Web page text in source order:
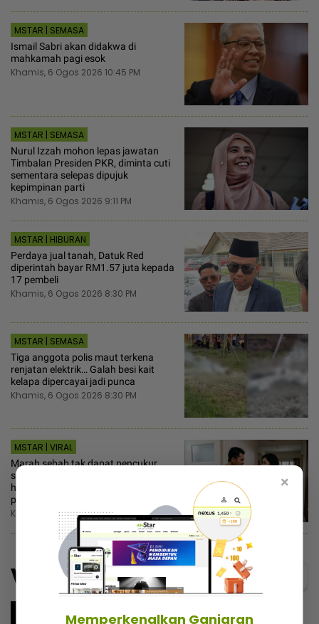
MSTAR | SEMASA
Ismail Sabri akan didakwa di
mahkamah pagi esok
Khamis, 6 Ogos 2026 10:45 PM
MSTAR | SEMASA
Nurul Izzah mohon lepas jawatan
Timbalan Presiden PKR, diminta cuti
sementara selepas dipujuk
kepimpinan parti
Khamis, 6 Ogos 2026 9:11 PM
MSTAR | HIBURAN
Perdaya jual tanah, Datuk Red
diperintah bayar RM1.57 juta kepada
17 pembeli
Khamis, 6 Ogos 2026 8:30 PM
MSTAR | SEMASA
Tiga anggota polis maut terkena
renjatan elektrik… Galah besi kait
kelapa dipercayai jadi punca
Khamis, 6 Ogos 2026 8:30 PM
MSTAR | VIRAL
Marah sebab tak dapat pencukur,
suami samakan isteri dengan haiwan
haram dimakan! - “Dia cakap
perangai saya bodoh”
Khamis, 6 Ogos 2026 8:00 PM
Video Menarik@video
×
Memperkenalkan Ganjaran